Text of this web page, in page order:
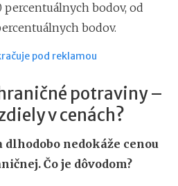
bodov, od
bodov.
pod reklamou
potraviny –
v cenách?
nedokáže cenou
. Čo je dôvodom?